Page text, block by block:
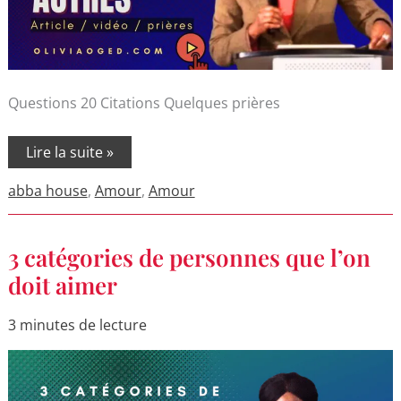
Questions 20 Citations Quelques prières
Lire la suite »
abba house, Amour, Amour
3 catégories de personnes que l’on
doit aimer
3 minutes de lecture
3
catégories
de
personnes
l’on
doit
aimer